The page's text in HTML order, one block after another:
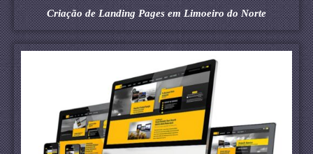
Criação de Landing Pages em Limoeiro do Norte